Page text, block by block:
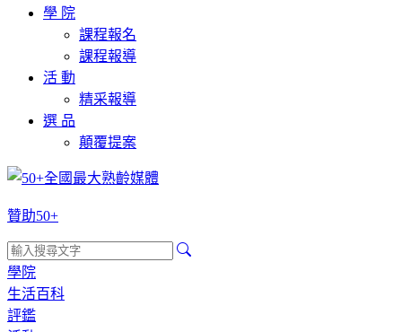
學 院
課程報名
課程報導
活 動
精采報導
選 品
顛覆提案
贊助50+
學院
生活百科
評鑑